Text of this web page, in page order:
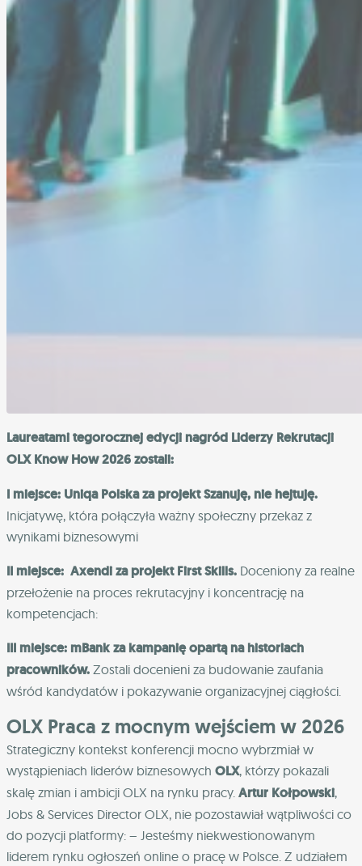
Laureatami tegorocznej edycji nagród Liderzy Rekrutacji
OLX Know How 2026 zostali:
I miejsce: Uniqa Polska za projekt Szanuję, nie hejtuję.
Inicjatywę, która połączyła ważny społeczny przekaz z
wynikami biznesowymi
II miejsce: Axendi za projekt First Skills. Doceniony za realne
przełożenie na proces rekrutacyjny i koncentrację na
kompetencjach:
III miejsce: mBank za kampanię opartą na historiach
pracowników. Zostali docenieni za budowanie zaufania
wśród kandydatów i pokazywanie organizacyjnej ciągłości.
OLX Praca z mocnym wejściem w 2026
Strategiczny kontekst konferencji mocno wybrzmiał w
wystąpieniach liderów biznesowych OLX, którzy pokazali
skalę zmian i ambicji OLX na rynku pracy. Artur Kołpowski,
Jobs & Services Director OLX, nie pozostawiał wątpliwości co
do pozycji platformy: – Jesteśmy niekwestionowanym
liderem rynku ogłoszeń online o pracę w Polsce. Z udziałem